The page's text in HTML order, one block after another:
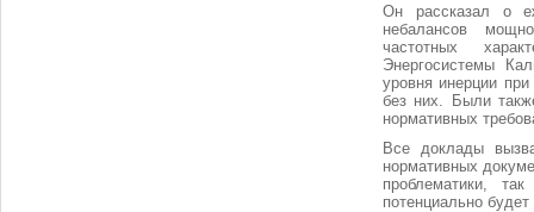
Он рассказал о
небалансов
частотных
Энергосистемы
уровня инерции
без них. Были
нормативных
Все доклады
нормативных
проблематики,
потенциально